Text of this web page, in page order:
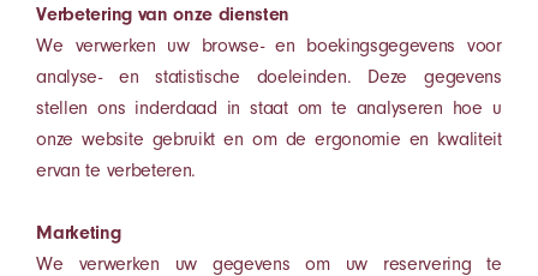
Verbetering van onze diensten
We verwerken uw browse- en boekingsgegevens voor
analyse- en statistische doeleinden. Deze gegevens
stellen ons inderdaad in staat om te analyseren hoe u
onze website gebruikt en om de ergonomie en kwaliteit
ervan te verbeteren.
Marketing
We verwerken uw gegevens om uw reservering te